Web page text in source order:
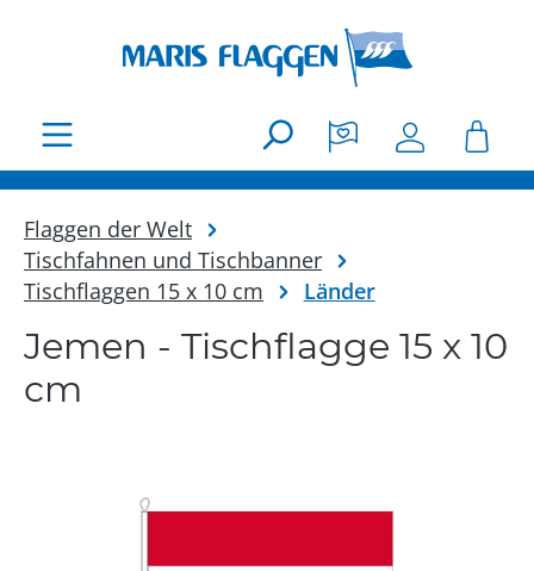
Flaggen der Welt
Tischfahnen und Tischbanner
Tischflaggen 15 x 10 cm
Länder
Jemen - Tischflagge 15 x 10
cm
Bildergalerie überspringen